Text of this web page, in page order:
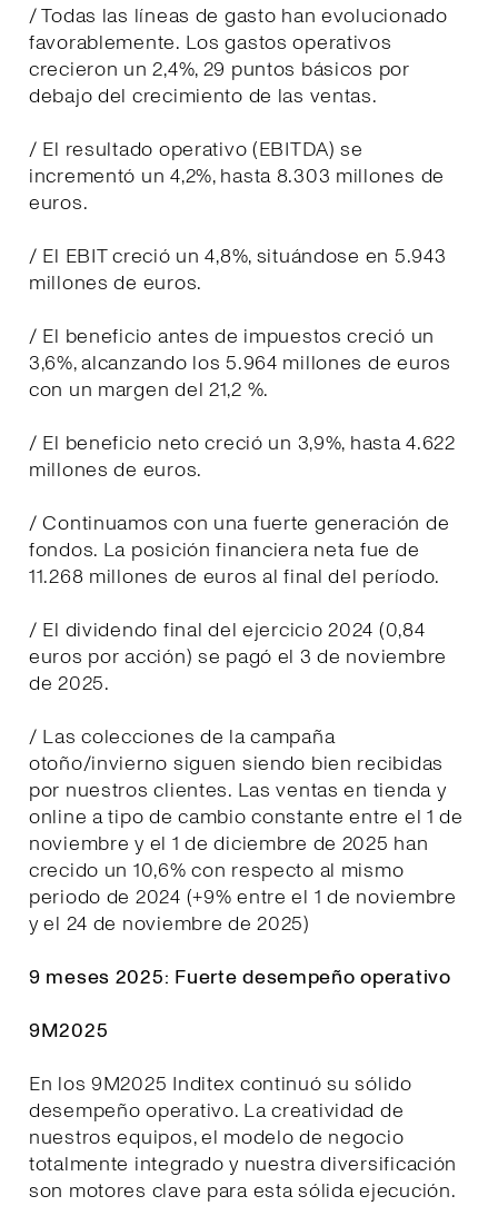
/ Todas las líneas de gasto han evolucionado
favorablemente. Los gastos operativos
crecieron un 2,4%, 29 puntos básicos por
debajo del crecimiento de las ventas.
/ El resultado operativo (EBITDA) se
incrementó un 4,2%, hasta 8.303 millones de
euros.
/ El EBIT creció un 4,8%, situándose en 5.943
millones de euros.
/ El beneficio antes de impuestos creció un
3,6%, alcanzando los 5.964 millones de euros
con un margen del 21,2 %.
/ El beneficio neto creció un 3,9%, hasta 4.622
millones de euros.
/ Continuamos con una fuerte generación de
fondos. La posición financiera neta fue de
11.268 millones de euros al final del período.
/ El dividendo final del ejercicio 2024 (0,84
euros por acción) se pagó el 3 de noviembre
de 2025.
/ Las colecciones de la campaña
otoño/invierno siguen siendo bien recibidas
por nuestros clientes. Las ventas en tienda y
online a tipo de cambio constante entre el 1 de
noviembre y el 1 de diciembre de 2025 han
crecido un 10,6% con respecto al mismo
periodo de 2024 (+9% entre el 1 de noviembre
y el 24 de noviembre de 2025)
9 meses 2025: Fuerte desempeño operativo
9M2025
En los 9M2025 Inditex continuó su sólido
desempeño operativo. La creatividad de
nuestros equipos, el modelo de negocio
totalmente integrado y nuestra diversificación
son motores clave para esta sólida ejecución.